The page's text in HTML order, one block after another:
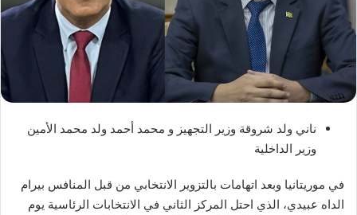
ناني ولد شروقة وزير التجهيز و محمد أحمد ولد محمد الأمين
وزير الداخلية
في موريتانيا وبعد اتهامات بالتزوير الانتخابي من قبل المنافس بيرام
الداه عبيدي، الذي احتل المركز الثاني في الانتخابات الرئاسية يوم